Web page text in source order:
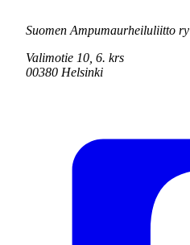
Suomen Ampumaurheiluliitto ry
Valimotie 10, 6. krs
00380 Helsinki